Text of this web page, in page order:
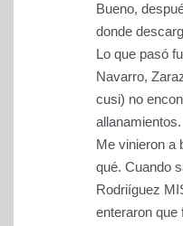
Bueno,
donde
Lo que pasó
Navarro,
cusi) no
allanamientos.
Me vinieron a
qué. Cuando
Rodriíguez
enteraron que